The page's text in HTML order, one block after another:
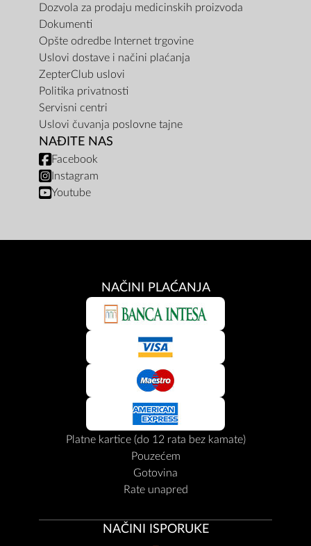
Dozvola za prodaju medicinskih proizvoda
Dokumenti
Opšte odredbe Internet trgovine
Uslovi dostave i načini plaćanja
ZepterClub uslovi
Politika privatnosti
Servisni centri
Uslovi čuvanja poslovne tajne
NAĐITE NAS
Facebook
Instagram
Youtube
NAČINI PLAĆANJA
Platne kartice (do 12 rata bez kamate)
Pouzećem
Gotovina
Rate unapred
NAČINI ISPORUKE